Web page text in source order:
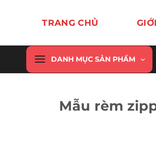
dung
TRANG CHỦ
DANH MỤC SẢN PHẨM
Mẫu rèm